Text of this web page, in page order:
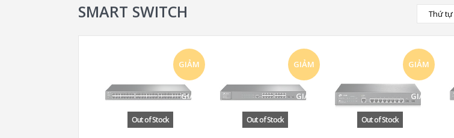
SMART SWITCH
GIẢM
GIÁ!
GIẢM
GIÁ!
GIẢM
GIÁ!